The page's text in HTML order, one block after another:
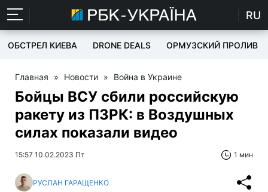
RU
ОБСТРЕЛ КИЕВА DRONE DEALS ОРМУЗСКИЙ ПРОЛИВ
Главная » Новости » Война в Украине
Бойцы ВСУ сбили российскую
ракету из ПЗРК: в Воздушных
силах показали видео
15:57 10.02.2023 Пт 1 мин
РУСЛАН ГАРАЩЕНКО